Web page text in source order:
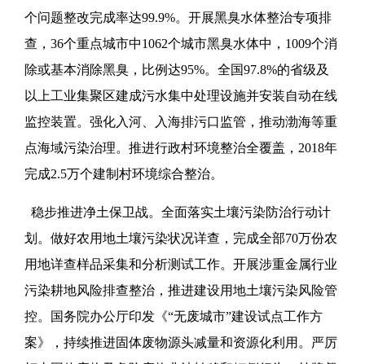
个问题整改完成率达99.9%。开展黑臭水体整治专项排
查，36个重点城市中1062个城市黑臭水体中，1009个消
除或基本消除黑臭，比例达95%。全国97.8%的省级及
以上工业集聚区建成污水集中处理设施并安装自动在线
监控装置。强化入河、入海排污口监管，推动渤海等重
点海域污染治理。推进行政村环境整治全覆盖，2018年
完成2.5万个建制村环境综合整治。
稳步推进净土保卫战。全面落实土壤污染防治行动计
划。做好农用地土壤污染状况详查，完成全部70万份农
用地详查样品采集和分析测试工作。开展涉重金属行业
污染耕地风险排查整治，推进建设用地土壤污染风险管
控。国务院办公厅印发《“无废城市”建设试点工作方
案》，持续推进固体废物源头减量和资源化利用。严厉